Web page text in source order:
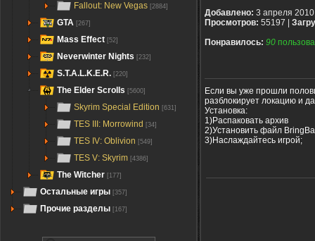
Fallout: New Vegas [2884]
GTA [267]
Mass Effect [52]
Neverwinter Nights [232]
S.T.A.L.K.E.R. [220]
The Elder Scrolls [5600]
Skyrim Special Edition [631]
TES III: Morrowind [34]
TES IV: Oblivion [549]
TES V: Skyrim [4386]
The Witcher [177]
Остальные игры [357]
Прочие разделы [167]
Добавлено: 3 апреля 2010
Просмотров: 55197 |
Понравилось: 90
Если вы уже прошли
разблокирует локацию и
Установка:
1)Распаковать архив
2)Установить файл
3)Наслаждайтесь игрой;